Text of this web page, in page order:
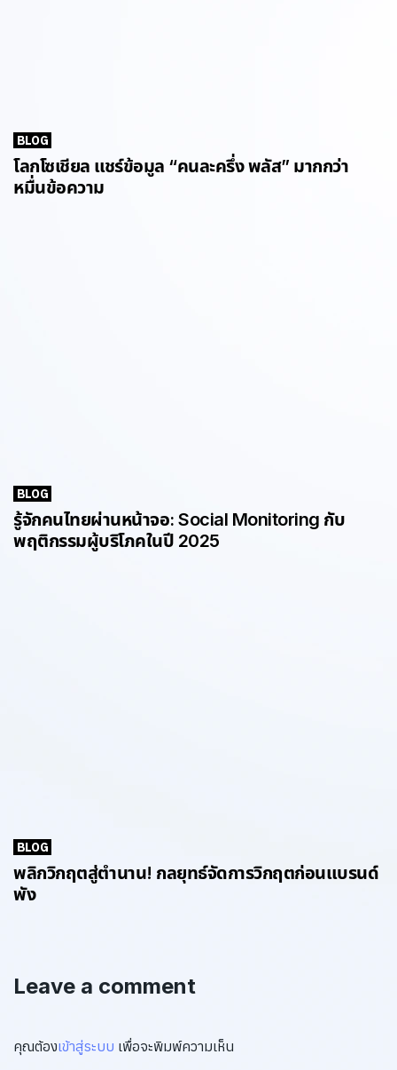
BLOG
โลกโซเชียล แชร์ข้อมูล “คนละครึ่ง พลัส” มากกว่า
หมื่นข้อความ
BLOG
รู้จักคนไทยผ่านหน้าจอ: Social Monitoring กับ
พฤติกรรมผู้บริโภคในปี 2025
BLOG
พลิกวิกฤตสู่ตำนาน! กลยุทธ์จัดการวิกฤตก่อนแบรนด์
พัง
Leave a comment
คุณต้องเข้าสู่ระบบ เพื่อจะพิมพ์ความเห็น